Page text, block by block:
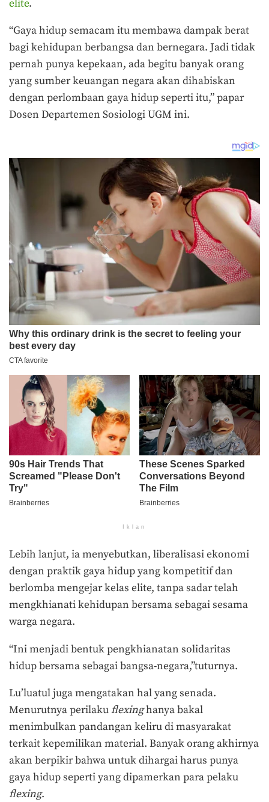
elite.
“Gaya hidup semacam itu membawa dampak berat
bagi kehidupan berbangsa dan bernegara. Jadi tidak
pernah punya kepekaan, ada begitu banyak orang
yang sumber keuangan negara akan dihabiskan
dengan perlombaan gaya hidup seperti itu,” papar
Dosen Departemen Sosiologi UGM ini.
Iklan
Lebih lanjut, ia menyebutkan, liberalisasi ekonomi
dengan praktik gaya hidup yang kompetitif dan
berlomba mengejar kelas elite, tanpa sadar telah
mengkhianati kehidupan bersama sebagai sesama
warga negara.
“Ini menjadi bentuk pengkhianatan solidaritas
hidup bersama sebagai bangsa-negara,”tuturnya.
Lu’luatul juga mengatakan hal yang senada.
Menurutnya perilakuflexinghanya bakal
menimbulkan pandangan keliru di masyarakat
terkait kepemilikan material. Banyak orang akhirnya
akan berpikir bahwa untuk dihargai harus punya
gaya hidup seperti yang dipamerkan para pelaku
flexing.